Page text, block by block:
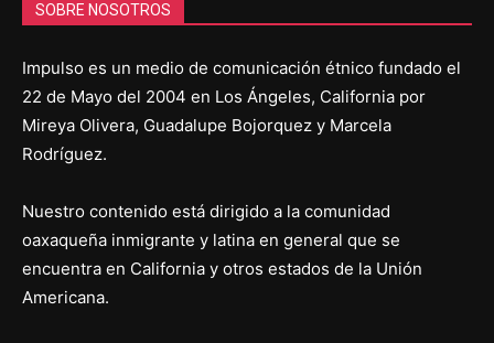
SOBRE NOSOTROS
Impulso es un medio de comunicación étnico fundado el
22 de Mayo del 2004 en Los Ángeles, California por
Mireya Olivera, Guadalupe Bojorquez y Marcela
Rodríguez.
Nuestro contenido está dirigido a la comunidad
oaxaqueña inmigrante y latina en general que se
encuentra en California y otros estados de la Unión
Americana.